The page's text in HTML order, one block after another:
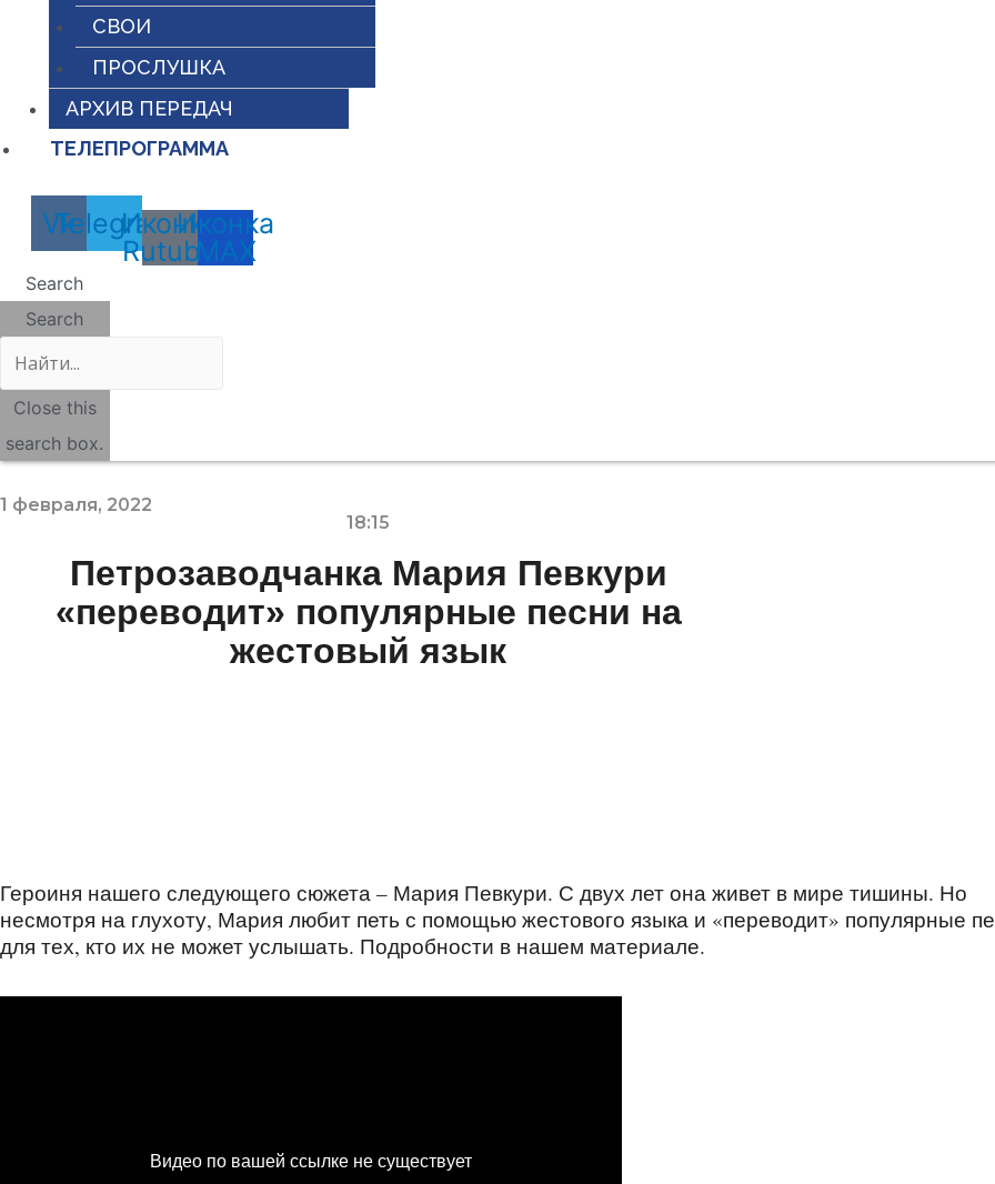
СВОИ
ПРОСЛУШКА
АРХИВ ПЕРЕДАЧ
ТЕЛЕПРОГРАММА
Vk
Telegram
Иконка
Rutube
Иконка
MAX
Search
Search
Close this
search box.
1 февраля, 2022
18:15
Петрозаводчанка Мария Певкури
«переводит» популярные песни на
жестовый язык
Героиня нашего следующего сюжета – Мария Певкури. С двух лет она живет в мире тишины. Но
несмотря на глухоту, Мария любит петь с помощью жестового языка и «переводит» популярные
для тех, кто их не может услышать. Подробности в нашем материале.